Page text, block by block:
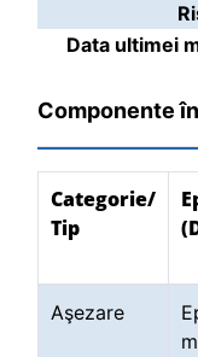
Data ultimei
Componente
Categorie/
Tip
Aşezare